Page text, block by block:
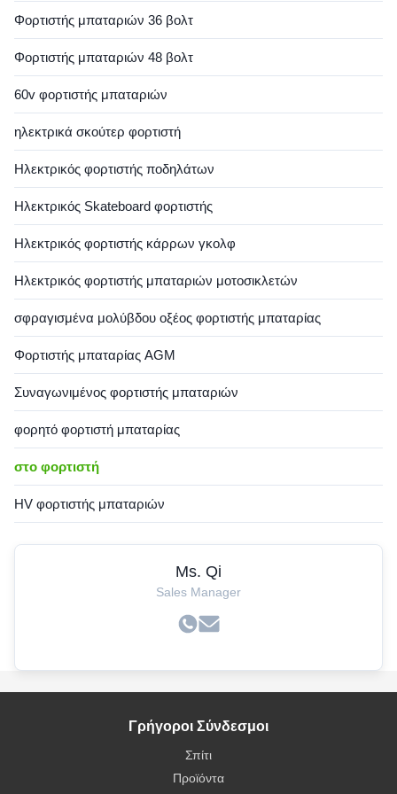
Φορτιστής μπαταριών 36 βολτ
Φορτιστής μπαταριών 48 βολτ
60v φορτιστής μπαταριών
ηλεκτρικά σκούτερ φορτιστή
Ηλεκτρικός φορτιστής ποδηλάτων
Ηλεκτρικός Skateboard φορτιστής
Ηλεκτρικός φορτιστής κάρρων γκολφ
Ηλεκτρικός φορτιστής μπαταριών μοτοσικλετών
σφραγισμένα μολύβδου οξέος φορτιστής μπαταρίας
Φορτιστής μπαταρίας AGM
Συναγωνιμένος φορτιστής μπαταριών
φορητό φορτιστή μπαταρίας
στο φορτιστή
HV φορτιστής μπαταριών
Ms. Qi
Sales Manager
Γρήγοροι Σύνδεσμοι
Σπίτι
Προϊόντα